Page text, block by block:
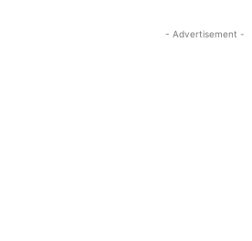
- Advertisement -